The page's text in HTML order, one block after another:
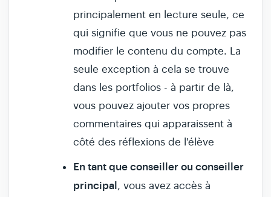
principalement en lecture seule, ce
qui signifie que vous ne pouvez pas
modifier le contenu du compte. La
seule exception à cela se trouve
dans les portfolios - à partir de là,
vous pouvez ajouter vos propres
commentaires qui apparaissent à
côté des réflexions de l'élève
En tant que conseiller ou conseiller
principal, vous avez accès à